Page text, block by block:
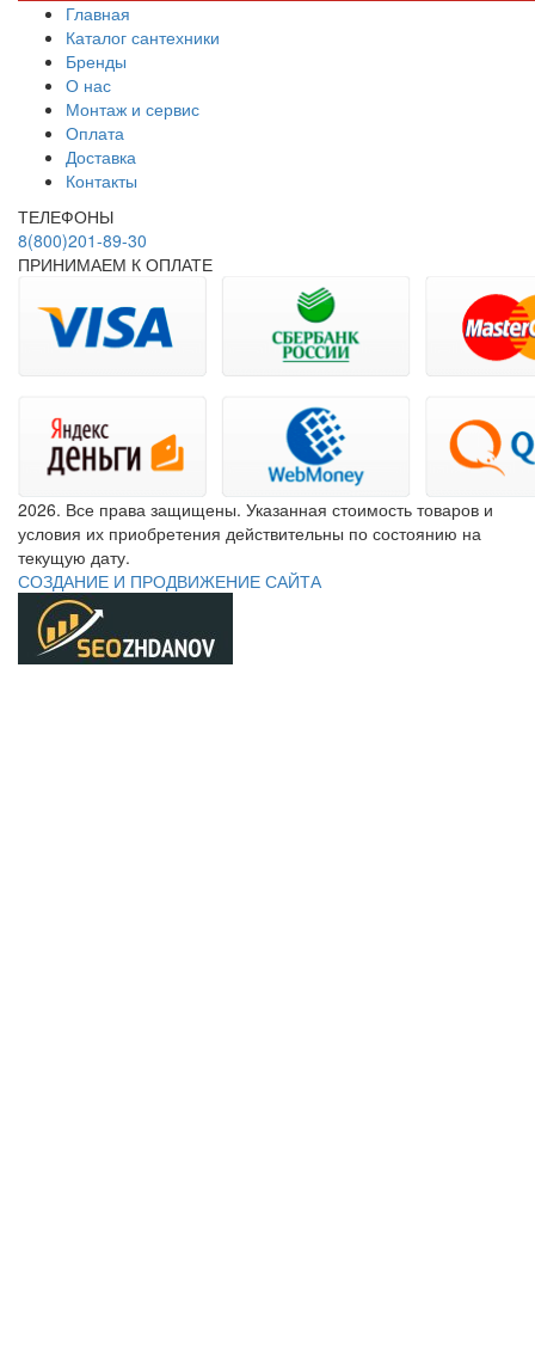
Главная
Каталог сантехники
Бренды
О нас
Монтаж и сервис
Оплата
Доставка
Контакты
ТЕЛЕФОНЫ
8(800)201-89-30
ПРИНИМАЕМ К ОПЛАТЕ
2026. Все права защищены. Указанная стоимость товаров и
условия их приобретения действительны по состоянию на
текущую дату.
СОЗДАНИЕ И ПРОДВИЖЕНИЕ САЙТА